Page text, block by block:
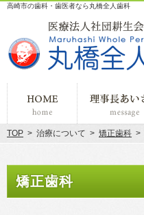
矯正歯科
高崎市の歯科・歯医者なら丸橋全人歯科
TOP > 治療について > 矯正歯科 >